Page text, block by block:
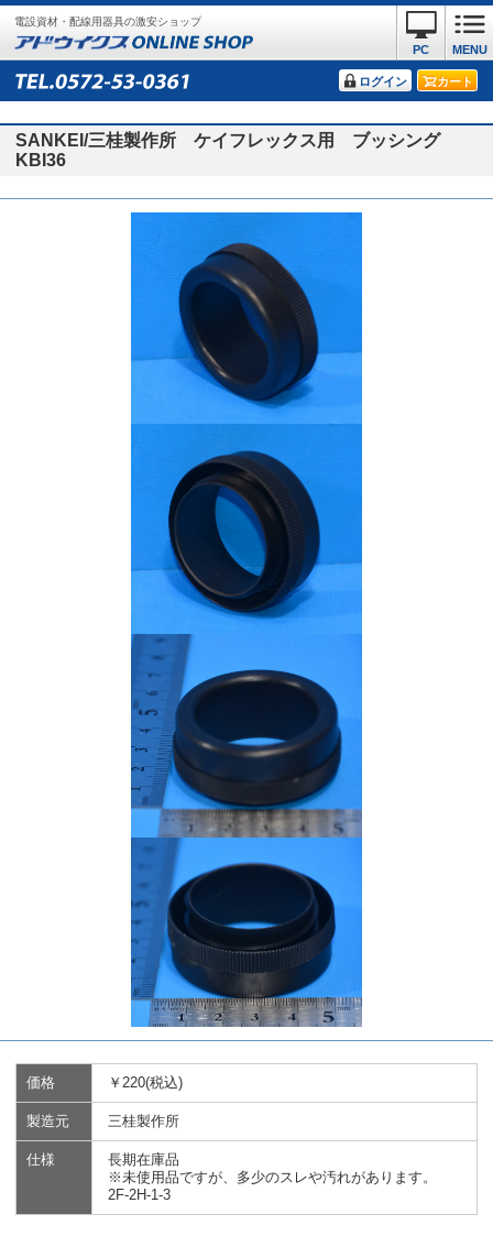
電設資材・配線用器具の激安ショップ
MENU
PC
ログイン カート
SANKEI/三桂製作所 ケイフレックス用 ブッシング
KBI36
価格 ￥220(税込)
製造元 三桂製作所
仕様
長期在庫品
※未使用品ですが、多少のスレや汚れがあります。
2F-2H-1-3